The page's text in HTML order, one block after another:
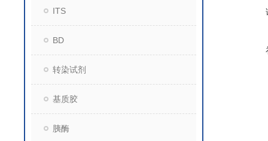
ITS
BD
转染试剂
基质胶
胰酶